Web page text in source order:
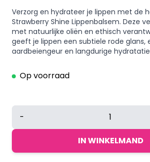
Verzorg en hydrateer je lippen met de
Strawberry Shine Lippenbalsem. Deze
met natuurlijke oliën en ethisch
geeft je lippen een subtiele rode glans,
aardbeiengeur en langdurige
Op voorraad
Labello
Shine
-
IN WINKELMAND